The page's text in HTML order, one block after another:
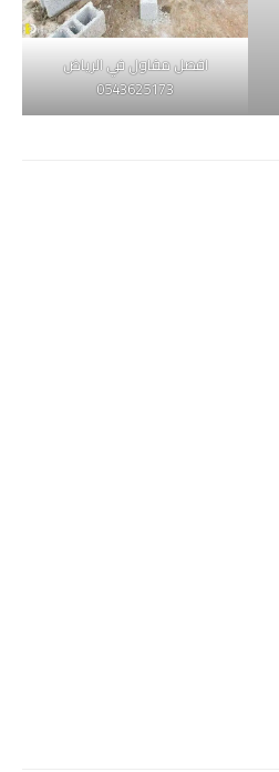
افصل مقاول في الرياض
0543625173